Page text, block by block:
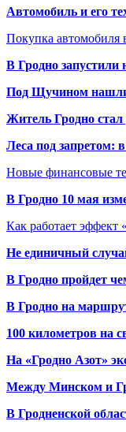
Автомобиль и его
Покупка автомобиля
В Гродно запустили
Под Щучином нашли
Житель Гродно
Леса под запретом:
Новые финансовые
В Гродно 10 мая
Как работает эффект
Не единичный
В Гродно пройдет
В Гродно на
100 километров на
На «Гродно Азот»
Между Минском и
В Гродненской